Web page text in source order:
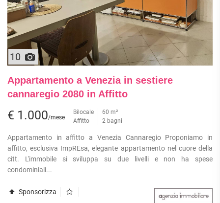
10
Appartamento a Venezia in sestiere
cannaregio 2080 in Affitto
€ 1.000/mese
Bilocale
Affitto
60 m²
2 bagni
Appartamento in affitto a Venezia Cannaregio Proponiamo in
affitto, esclusiva ImpREsa, elegante appartamento nel cuore della
citt. L'immobile si sviluppa su due livelli e non ha spese
condominiali...
Sponsorizza